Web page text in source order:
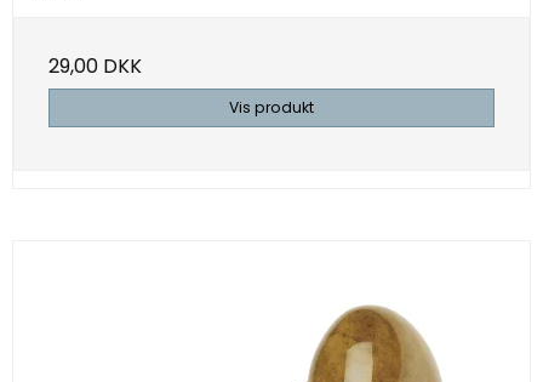
29,00 DKK
Vis produkt